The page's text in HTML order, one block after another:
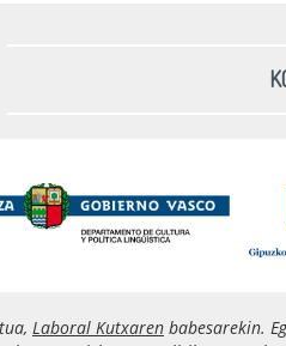
Laboral Kutxaren babesarekin.